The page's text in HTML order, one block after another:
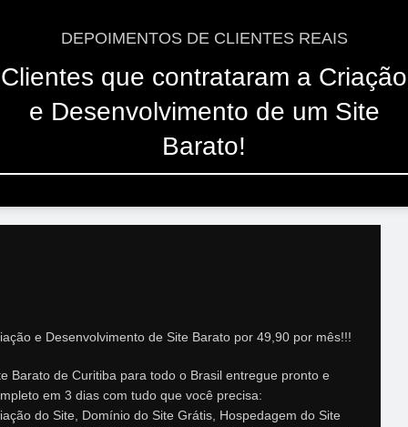
DEPOIMENTOS DE CLIENTES REAIS
Clientes que contrataram a Criação
e Desenvolvimento de um Site
Barato!
e Desenvolvimento de Site Barato por 49,90 por mês!!!
Barato de Curitiba para todo o Brasil entregue pronto e
em 3 dias com tudo que você precisa:
do Site, Domínio do Site Grátis, Hospedagem do Site